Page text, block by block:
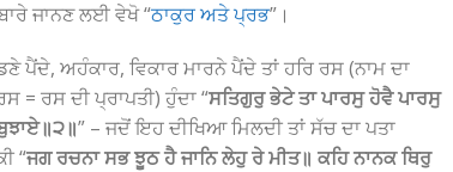
ਜਾਨਣ ਲਈ ਵੇਖੋ “ਠਾਕੁਰ ਅਤੇ ਪ੍ਰਭ”।
ਅਹੰਕਾਰ, ਵਿਕਾਰ ਮਾਰਨੇ ਪੈਂਦੇ ਤਾਂ ਹਰਿ ਰਸ (ਨਾਮ ਦਾ
= ਰਸ ਦੀ ਪ੍ਰਾਪਤੀ) ਹੁੰਦਾ “ਸਤਿਗੁਰੁ ਭੇਟੇ ਤਾ ਪਾਰਸੁ ਹੋਵੈ ਪਾਰਸੁ
” – ਜਦੋਂ ਇਹ ਦੀਖਿਆ ਮਿਲਦੀ ਤਾਂ ਸੱਚ ਦਾ ਪਤਾ
“ਜਗ ਰਚਨਾ ਸਭ ਝੂਠ ਹੈ ਜਾਨਿ ਲੇਹੁ ਰੇ ਮੀਤ॥ ਕਹਿ ਨਾਨਕ ਥਿਰੁ